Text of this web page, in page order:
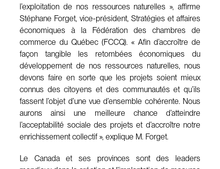
l’exploitation de nos ressources naturelles », affirme
Stéphane Forget, vice-président, Stratégies et affaires
économiques à la Fédération des chambres de
commerce du Québec (FCCQ). « Afin d’accroître de
façon tangible les retombées économiques du
développement de nos ressources naturelles, nous
devons faire en sorte que les projets soient mieux
connus des citoyens et des communautés et qu’ils
fassent l’objet d’une vue d’ensemble cohérente. Nous
aurons ainsi une meilleure chance d’atteindre
l’acceptabilité sociale des projets et d’accroître notre
enrichissement collectif », explique M. Forget.
Le Canada et ses provinces sont des leaders